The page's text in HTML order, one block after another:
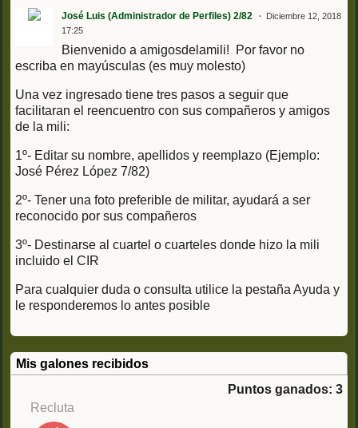
José Luis (Administrador de Perfiles) 2/82
Diciembre 12, 2018
17:25
Bienvenido a amigosdelamili! Por favor no
escriba en mayúsculas (es muy molesto)
Una vez ingresado tiene tres pasos a seguir que
facilitaran el reencuentro con sus compañeros y amigos
de la mili:
1º- Editar su nombre, apellidos y reemplazo (Ejemplo:
José Pérez López 7/82)
2º- Tener una foto preferible de militar, ayudará a ser
reconocido por sus compañeros
3º- Destinarse al cuartel o cuarteles donde hizo la mili
incluido el CIR
Para cualquier duda o consulta utilice la pestaña Ayuda y
le responderemos lo antes posible
Mis galones recibidos
Puntos ganados: 3
Recluta